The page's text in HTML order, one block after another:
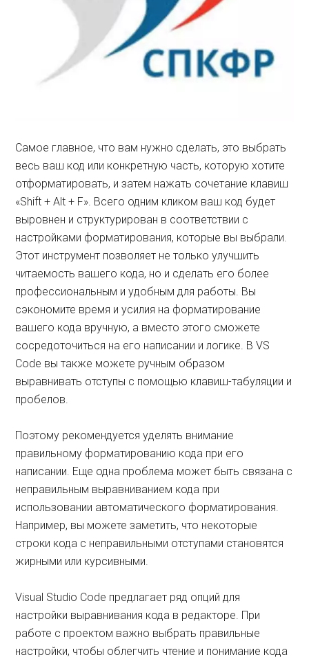
Самое главное, что вам нужно сделать, это выбрать
весь ваш код или конкретную часть, которую хотите
отформатировать, и затем нажать сочетание клавиш
«Shift + Alt + F». Всего одним кликом ваш код будет
выровнен и структурирован в соответствии с
настройками форматирования, которые вы выбрали.
Этот инструмент позволяет не только улучшить
читаемость вашего кода, но и сделать его более
профессиональным и удобным для работы. Вы
сэкономите время и усилия на форматирование
вашего кода вручную, а вместо этого сможете
сосредоточиться на его написании и логике. В VS
Code вы также можете ручным образом
выравнивать отступы с помощью клавиш-табуляции и
пробелов.
Поэтому рекомендуется уделять внимание
правильному форматированию кода при его
написании. Еще одна проблема может быть связана с
неправильным выравниванием кода при
использовании автоматического форматирования.
Например, вы можете заметить, что некоторые
строки кода с неправильными отступами становятся
жирными или курсивными.
Visual Studio Code предлагает ряд опций для
настройки выравнивания кода в редакторе. При
работе с проектом важно выбрать правильные
настройки, чтобы облегчить чтение и понимание кода